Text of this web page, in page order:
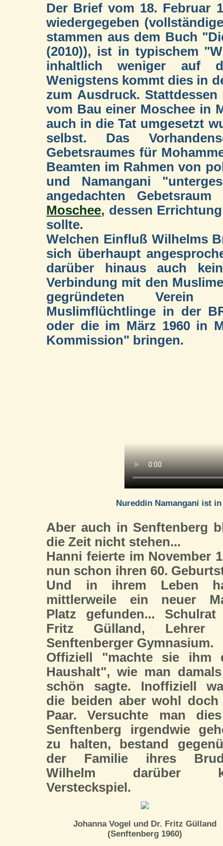
Der Brief vom 18. Februar
wiedergegeben
stammen aus dem Buch
(2010)), ist in typischem
inhaltlich weniger auf
Wenigstens kommt dies in
zum Ausdruck.
vom Bau einer Moschee in
auch in die Tat umgesetzt
selbst. Das
Gebetsraumes für
Beamten im Rahmen von
und Namangani
angedachten
Moschee, dessen
sollte.
Welchen Einfluß Wilhelms
sich überhaupt
darüber hinaus auch
Verbindung mit den
gegründeten Verein
Muslimflüchtlinge in der
oder die im März 1960 in
Kommission" bringen.
Nureddin Namangani ist
Aber auch in Senftenberg
die Zeit nicht stehen...
Hanni feierte im November
nun schon ihren 60.
Und in ihrem Leben
mittlerweile ein neuer
Platz gefunden... Schulrat
Fritz Gülland, Lehrer
Senftenberger Gymnasium.
Offiziell "machte sie ihm
Haushalt", wie man
schön sagte. Inoffiziell
die beiden aber wohl doch
Paar. Versuchte man
Senftenberg irgendwie
zu halten, bestand
der Familie ihres
Wilhelm darüber
Versteckspiel.
Johanna Vogel und Dr. Fritz Gülland
(Senftenberg 1960)